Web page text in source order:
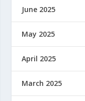
June 2025
May 2025
April 2025
March 2025